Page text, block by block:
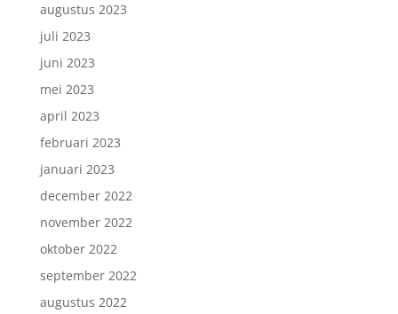
augustus 2023
juli 2023
juni 2023
mei 2023
april 2023
februari 2023
januari 2023
december 2022
november 2022
oktober 2022
september 2022
augustus 2022